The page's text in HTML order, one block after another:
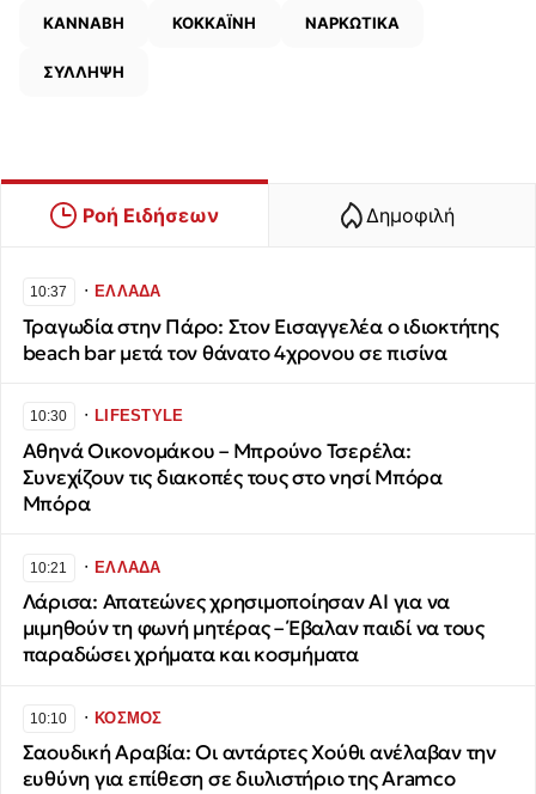
ΚΑΝΝΑΒΗ ΚΟΚΚΑΪΝΗ ΝΑΡΚΩΤΙΚΑ
ΣΥΛΛΗΨΗ
Ροή Ειδήσεων Δημοφιλή
10:37 ∙ΕΛΛΑΔΑ
Τραγωδία στην Πάρο: Στον Εισαγγελέα ο ιδιοκτήτης
beach bar μετά τον θάνατο 4χρονου σε πισίνα
10:30 ∙LIFESTYLE
Αθηνά Οικονομάκου – Μπρούνο Τσερέλα:
Συνεχίζουν τις διακοπές τους στο νησί Μπόρα
Μπόρα
10:21 ∙ΕΛΛΑΔΑ
Λάρισα: Απατεώνες χρησιμοποίησαν AI για να
μιμηθούν τη φωνή μητέρας – Έβαλαν παιδί να τους
παραδώσει χρήματα και κοσμήματα
10:10 ∙ΚΟΣΜΟΣ
Σαουδική Αραβία: Οι αντάρτες Χούθι ανέλαβαν την
ευθύνη για επίθεση σε διυλιστήριο της Aramco